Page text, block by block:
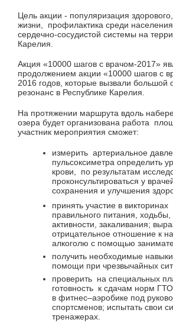
Цель акции - популяризация
жизни, профилактика среди
сердечно-сосудистой системы на
Карелия.
Акция «10000 шагов с врачом-2017»
продолжением акции «10000 шагов с
2016 годов, которые вызвали большой
резонанс в Республике Карелия.
На протяжении маршрута вдоль
озера будет организована работа
участник мероприятия сможет:
измерить артериальное
пульсоксиметра определить
крови, по результатам
проконсультироваться у
сохранения и улучшения
принять участие в викторинах
правильного питания,
активности, закаливания;
отрицательное отношение к
алкоголю с помощью
получить необходимые
помощи при чрезвычайных
проверить на специальных
готовность к сдачам норм
в фитнес–аэробике под
спортсменов; испытать свои
тренажерах.